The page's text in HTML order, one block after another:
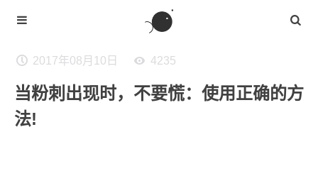
2017年08月10日 4235
当粉刺出现时，不要慌：使用正确的方
法!